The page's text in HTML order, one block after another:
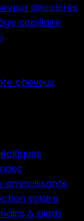
décolorés
capillaire
cheveux
amincissante
solaire
& pieds